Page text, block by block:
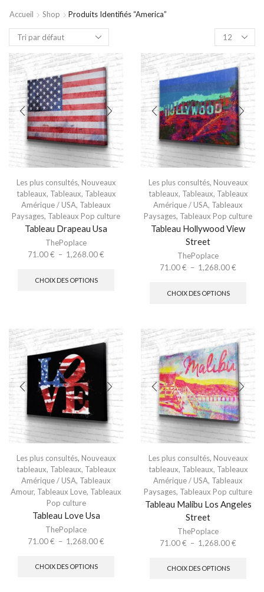
Accueil Shop Produits Identifiés “america”
Les plus consultés, Nouveaux
tableaux, Tableaux, Tableaux
Amérique / USA, Tableaux
Paysages, Tableaux Pop culture
Tableau Drapeau Usa
ThePoplace
71.00€ – 1,268.00€
CHOIX DES OPTIONS
Les plus consultés, Nouveaux
tableaux, Tableaux, Tableaux
Amérique / USA, Tableaux
Paysages, Tableaux Pop culture
Tableau Hollywood View
Street
ThePoplace
71.00€ – 1,268.00€
CHOIX DES OPTIONS
Les plus consultés, Nouveaux
tableaux, Tableaux, Tableaux
Amérique / USA, Tableaux
Amour, Tableaux Love, Tableaux
Pop culture
Tableau Love Usa
ThePoplace
71.00€ – 1,268.00€
CHOIX DES OPTIONS
Les plus consultés, Nouveaux
tableaux, Tableaux, Tableaux
Amérique / USA, Tableaux
Paysages, Tableaux Pop culture
Tableau Malibu Los Angeles
Street
ThePoplace
71.00€ – 1,268.00€
CHOIX DES OPTIONS